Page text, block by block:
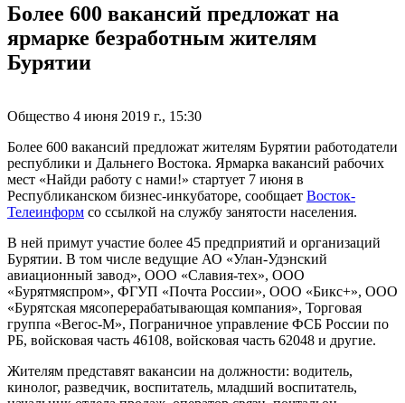
Более 600 вакансий предложат на
ярмарке безработным жителям
Бурятии
Общество 4 июня 2019 г., 15:30
Более 600 вакансий предложат жителям Бурятии работодатели
республики и Дальнего Востока. Ярмарка вакансий рабочих
мест «Найди работу с нами!» стартует 7 июня в
Республиканском бизнес-инкубаторе, сообщает Восток-
Телеинформ со ссылкой на службу занятости населения.
В ней примут участие более 45 предприятий и организаций
Бурятии. В том числе ведущие АО «Улан-Удэнский
авиационный завод», ООО «Славия-тех», ООО
«Бурятмяспром», ФГУП «Почта России», ООО «Бикс+», ООО
«Бурятская мясоперерабатывающая компания», Торговая
группа «Вегос-М», Пограничное управление ФСБ России по
РБ, войсковая часть 46108, войсковая часть 62048 и другие.
Жителям представят вакансии на должности: водитель,
кинолог, разведчик, воспитатель, младший воспитатель,